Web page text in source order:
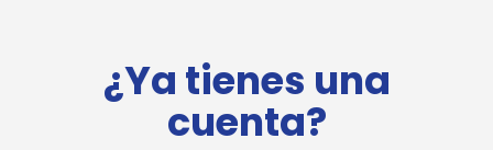
¿Ya tienes una
cuenta?